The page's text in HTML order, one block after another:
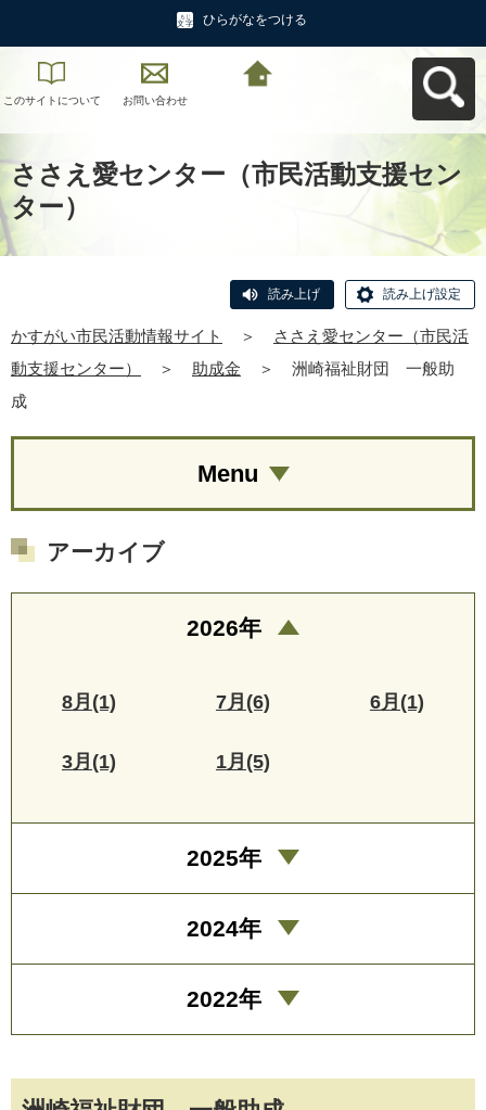
ひらがなをつける
このサイトについて お問い合わせ
ささえ愛センター（市民活動支援セン
ター）
読み上げ 読み上げ設定
かすがい市民活動情報サイト ＞
ささえ愛センター（市民活
動支援センター）
＞ 助成金 ＞
洲崎福祉財団 一般助
成
Menu
アーカイブ
2026年
8月(1) 7月(6) 6月(1)
3月(1) 1月(5)
2025年
2024年
2022年